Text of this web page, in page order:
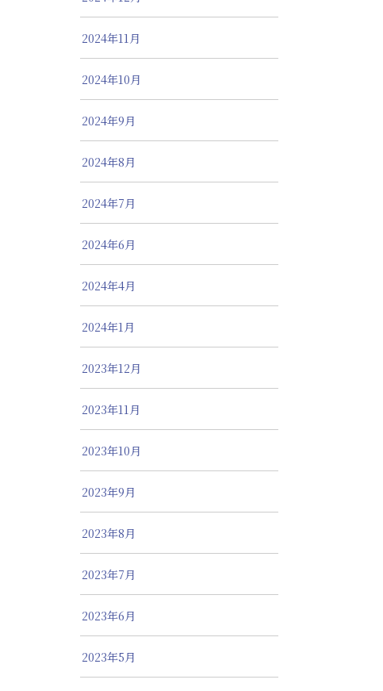
2024年11月
2024年10月
2024年9月
2024年8月
2024年7月
2024年6月
2024年4月
2024年1月
2023年12月
2023年11月
2023年10月
2023年9月
2023年8月
2023年7月
2023年6月
2023年5月